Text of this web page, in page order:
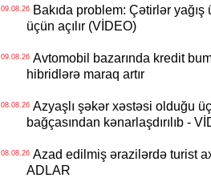
09.08.26Bakıda problem: Çətirlər
üçün açılır (VİDEO)
09.08.26Avtomobil bazarında kredit
hibridlərə maraq artır
08.08.26Azyaşlı şəkər xəstəsi olduğu
bağçasından kənarlaşdırılıb -
08.08.26Azad edilmiş ərazilərdə turist
ADLAR